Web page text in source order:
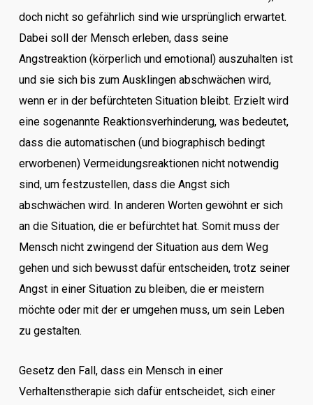
doch nicht so gefährlich sind wie ursprünglich erwartet.
Dabei soll der Mensch erleben, dass seine
Angstreaktion (körperlich und emotional) auszuhalten ist
und sie sich bis zum Ausklingen abschwächen wird,
wenn er in der befürchteten Situation bleibt. Erzielt wird
eine sogenannte Reaktionsverhinderung, was bedeutet,
dass die automatischen (und biographisch bedingt
erworbenen) Vermeidungsreaktionen nicht notwendig
sind, um festzustellen, dass die Angst sich
abschwächen wird. In anderen Worten gewöhnt er sich
an die Situation, die er befürchtet hat. Somit muss der
Mensch nicht zwingend der Situation aus dem Weg
gehen und sich bewusst dafür entscheiden, trotz seiner
Angst in einer Situation zu bleiben, die er meistern
möchte oder mit der er umgehen muss, um sein Leben
zu gestalten.
Gesetz den Fall, dass ein Mensch in einer
Verhaltenstherapie sich dafür entscheidet, sich einer